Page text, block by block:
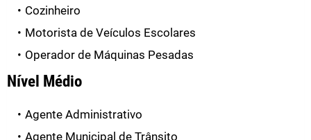
Cozinheiro
Motorista de Veículos Escolares
Operador de Máquinas Pesadas
Nível Médio
Agente Administrativo
Agente Municipal de Trânsito